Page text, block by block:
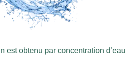
est obtenu par concentration d’eau